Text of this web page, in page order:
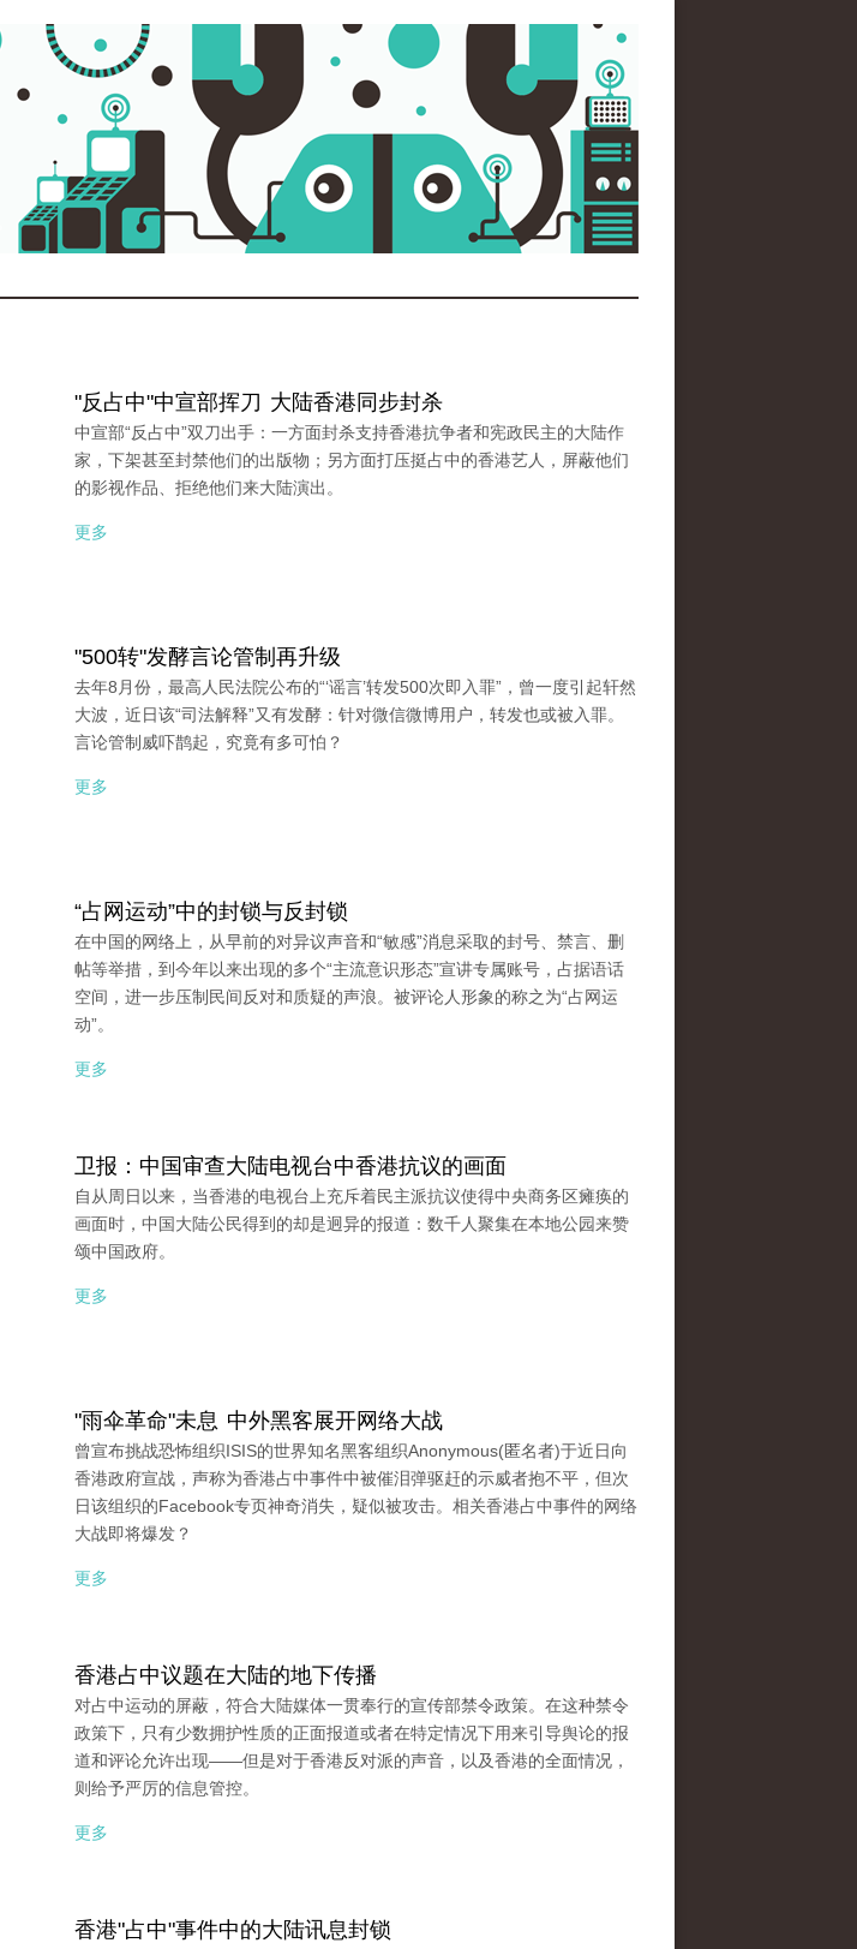
"反占中"中宣部挥刀 大陆香港同步封杀
中宣部“反占中”双刀出手：一方面封杀支持香港抗争者和宪政民主的大陆作
家，下架甚至封禁他们的出版物；另方面打压挺占中的香港艺人，屏蔽他们
的影视作品、拒绝他们来大陆演出。
更多
"500转"发酵言论管制再升级
去年8月份，最高人民法院公布的“‘谣言’转发500次即入罪”，曾一度引起轩然
大波，近日该“司法解释”又有发酵：针对微信微博用户，转发也或被入罪。
言论管制威吓鹊起，究竟有多可怕？
更多
“占网运动”中的封锁与反封锁
在中国的网络上，从早前的对异议声音和“敏感”消息采取的封号、禁言、删
帖等举措，到今年以来出现的多个“主流意识形态”宣讲专属账号，占据语话
空间，进一步压制民间反对和质疑的声浪。被评论人形象的称之为“占网运
动”。
更多
卫报：中国审查大陆电视台中香港抗议的画面
自从周日以来，当香港的电视台上充斥着民主派抗议使得中央商务区瘫痪的
画面时，中国大陆公民得到的却是迥异的报道：数千人聚集在本地公园来赞
颂中国政府。
更多
"雨伞革命"未息 中外黑客展开网络大战
曾宣布挑战恐怖组织ISIS的世界知名黑客组织Anonymous(匿名者)于近日向
香港政府宣战，声称为香港占中事件中被催泪弹驱赶的示威者抱不平，但次
日该组织的Facebook专页神奇消失，疑似被攻击。相关香港占中事件的网络
大战即将爆发？
更多
香港占中议题在大陆的地下传播
对占中运动的屏蔽，符合大陆媒体一贯奉行的宣传部禁令政策。在这种禁令
政策下，只有少数拥护性质的正面报道或者在特定情况下用来引导舆论的报
道和评论允许出现——但是对于香港反对派的声音，以及香港的全面情况，
则给予严厉的信息管控。
更多
香港"占中"事件中的大陆讯息封锁